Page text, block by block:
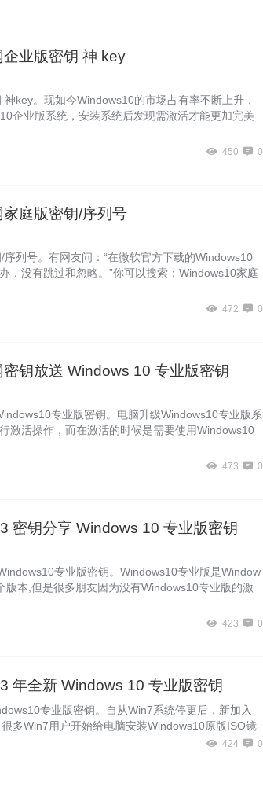
业版密钥 神 key
key。现如今Windows10的市场占有率不断上升，
企业版系统，安装系统后发现需激活才能更加完美
站长今天给大家带来了激活Windows10
功。
450 0
庭版密钥/序列号
列号。有网友问：“在微软官方下载的Windows10
，没有跳过和忽略。”你可以搜索：Windows10家庭
激活码呢？下面Windows10镜像官网暴风侠
家庭版密钥。
472 0
钥放送 Windows 10 专业版密钥
专业版密钥。电脑升级Windows10专业版系
激活操作，而在激活的时候是需要使用Windows10
容比较少，要不然就是失效的。为此Windows10镜
版密钥，全新免费，先到先得。
473 0
密钥分享 Windows 10 专业版密钥
专业版密钥。Windows10专业版是Window
本,但是很多朋友因为没有Windows10专业版的激
下面暴风侠跟大家分享最新的Windows10激活码专
423 0
年全新 Windows 10 专业版密钥
专业版密钥。自从Win7系统停更后，新加入
多Win7用户开始给电脑安装Windows10原版ISO镜
，不然很多功能都用不了。乐于助人的Windows10
了一大堆2020新鲜的Windows10激活密钥，需要的
424 0